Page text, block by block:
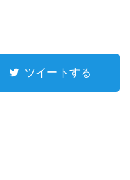
ツイートする